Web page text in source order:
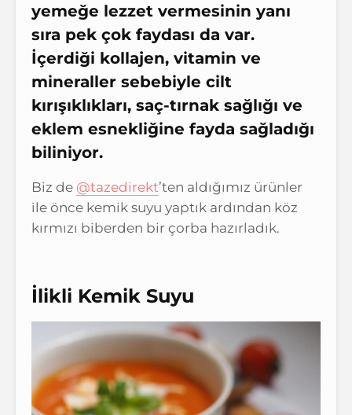
yemeğe lezzet vermesinin yanı
sıra pek çok faydası da var.
İçerdiği kollajen, vitamin ve
mineraller sebebiyle cilt
kırışıklıkları, saç-tırnak sağlığı ve
eklem esnekliğine fayda sağladığı
biliniyor.
Biz de @tazedirekt’ten aldığımız ürünler
ile önce kemik suyu yaptık ardından köz
kırmızı biberden bir çorba hazırladık.
İlikli Kemik Suyu